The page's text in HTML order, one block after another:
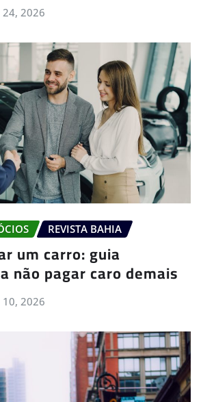
24, 2026
REVISTA BAHIA
um carro: guia
não pagar caro demais
10, 2026